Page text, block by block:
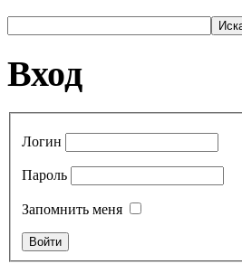
Вход
Логин
Пароль
Запомнить меня